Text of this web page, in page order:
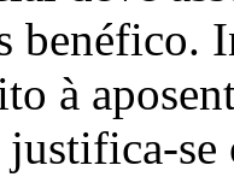
benéfico.
à
se